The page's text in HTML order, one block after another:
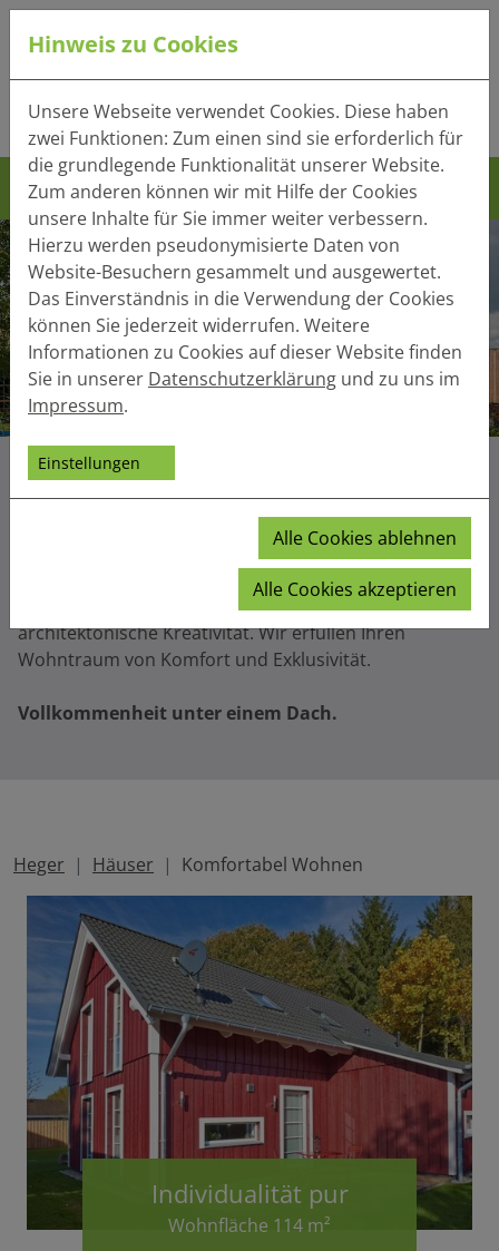
Tel.:+49 (0) 41 32 - 220
Mail:info(at)heger-holzbau.de
Komfortabel Wohnen
Sie suchen das Besondere? Das einzigartige
Wohnambiente eines Heger-Hauses ist das Ergebnis
Ihres Wunsches nach Schönheit und unserer
architektonische Kreativität. Wir erfüllen Ihren
Wohntraum von Komfort und Exklusivität.
Vollkommenheit unter einem Dach.
Heger Häuser Komfortabel Wohnen
Individualität pur
Wohnfläche 114 m²
Hinweis zu Cookies
Unsere Webseite verwendet Cookies. Diese haben
zwei Funktionen: Zum einen sind sie erforderlich für
die grundlegende Funktionalität unserer Website.
Zum anderen können wir mit Hilfe der Cookies
unsere Inhalte für Sie immer weiter verbessern.
Hierzu werden pseudonymisierte Daten von
Website-Besuchern gesammelt und ausgewertet.
Das Einverständnis in die Verwendung der Cookies
können Sie jederzeit widerrufen. Weitere
Informationen zu Cookies auf dieser Website finden
Sie in unserer Datenschutzerklärung und zu uns im
Impressum.
Einstellungen
Alle Cookies ablehnen
Alle Cookies akzeptieren